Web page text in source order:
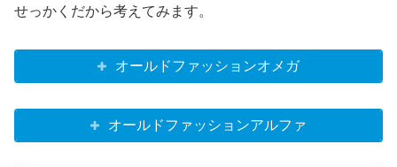
せっかくだから考えてみます。
オールドファッションオメガ
オールドファッションアルファ